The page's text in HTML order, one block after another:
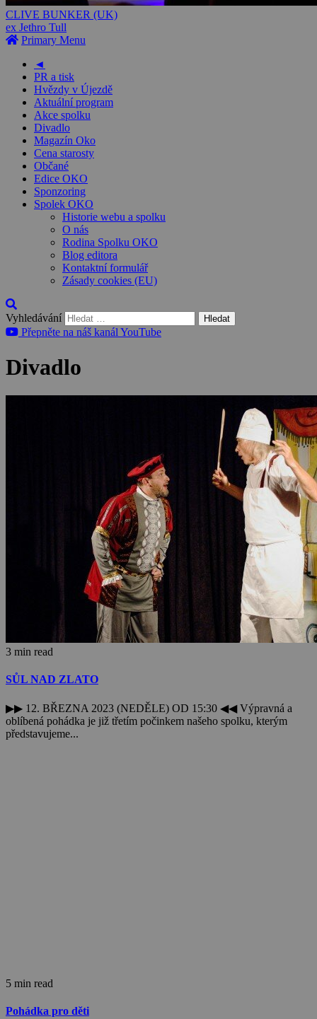
CLIVE BUNKER (UK)
ex Jethro Tull
Primary Menu
◄
PR a tisk
Hvězdy v Újezdě
Aktuální program
Akce spolku
Divadlo
Magazín Oko
Cena starosty
Občané
Edice OKO
Sponzoring
Spolek OKO
Historie webu a spolku
O nás
Rodina Spolku OKO
Blog editora
Kontaktní formulář
Zásady cookies (EU)
Vyhledávání
Přepněte na náš kanál YouTube
Divadlo
3 min read
SŮL NAD ZLATO
▶▶ 12. BŘEZNA 2023 (NEDĚLE) OD 15:30 ◀◀ Výpravná a
oblíbená pohádka je již třetím počinkem našeho spolku, kterým
představujeme...
5 min read
Pohádka pro děti